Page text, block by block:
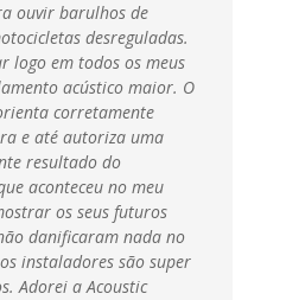
ouvir barulhos de
desreguladas.
logo em todos os meus
acústico maior. O
corretamente
e até autoriza uma
resultado do
aconteceu no meu
os seus futuros
danificaram nada no
instaladores são super
Adorei a Acoustic